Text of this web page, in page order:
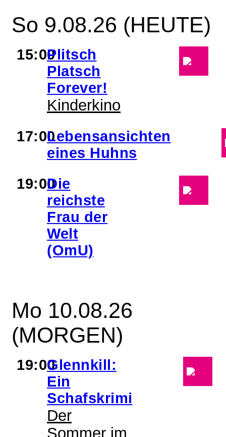
So 9.08.26 (HEUTE)
15:00Plitsch
Platsch
Forever!
Kinderkino
17:00Lebensansichten
eines Huhns
19:00Die
reichste
Frau der
Welt
(OmU)
Mo 10.08.26
(MORGEN)
19:00Glennkill:
Ein
Schafskrimi
Der
Sommer im